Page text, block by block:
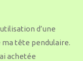
d’une
ma tête pendulaire.
achetée